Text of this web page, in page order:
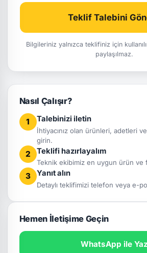
Teklif Talebini
Bilgileriniz yalnızca teklifiniz için
paylaşılmaz.
Nasıl Çalışır?
1 Talebinizi iletin
İhtiyacınız olan ürünleri, adetleri
girin.
2 Teklifi hazırlayalım
Teknik ekibimiz en uygun ürün ve
3 Yanıt alın
Detaylı teklifimizi telefon veya e-
Hemen İletişime Geçin
WhatsApp ile Yaz